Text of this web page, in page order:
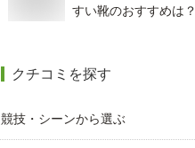
すい靴のおすすめは？
クチコミを探す
競技・シーンから選ぶ